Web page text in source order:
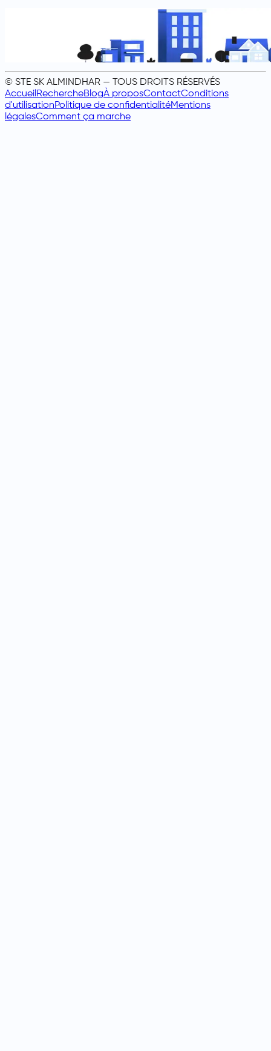
© STE SK ALMINDHAR — TOUS DROITS RÉSERVÉS
AccueilRechercheBlogÀ proposContactConditions
d'utilisationPolitique de confidentialitéMentions
légalesComment ça marche